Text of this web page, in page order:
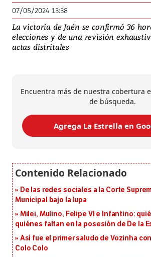
07/05/2024 13:38
La victoria de Jaén se confirmó 36
elecciones y de una revisión
actas distritales
Encuentra más de nuestra cobertura
de búsqueda.
Agrega La Estrella en
De las redes sociales a la Corte
Municipal bajo la lupa
Milei, Mulino, Felipe VI e Infantino:
quiénes faltan en la posesión de De la
Así fue el primer saludo de Vozinha
Colo Colo